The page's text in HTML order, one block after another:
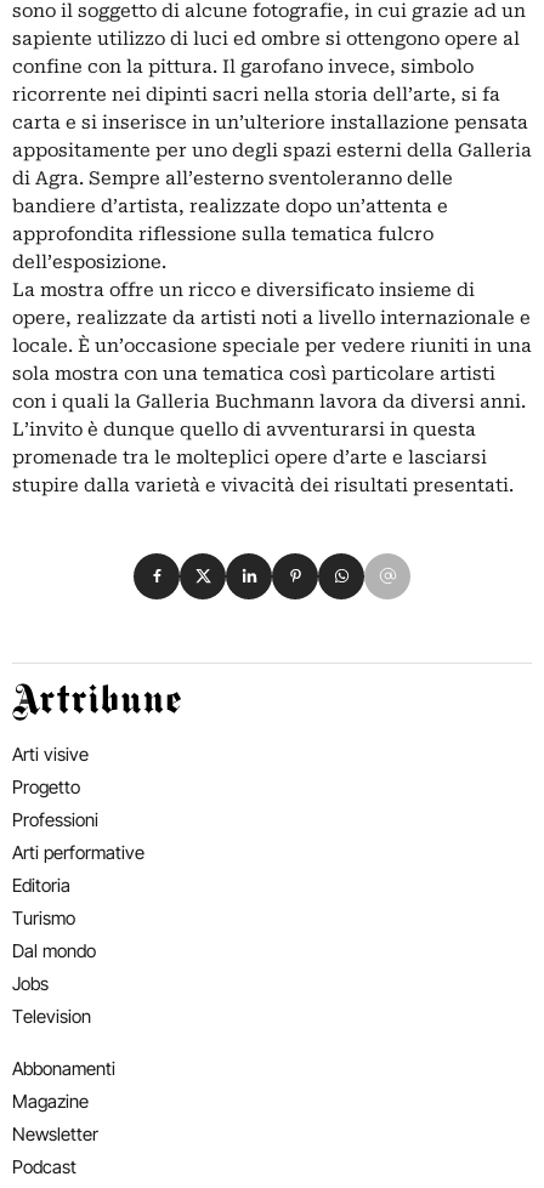
sono il soggetto di alcune fotografie, in cui grazie ad un
sapiente utilizzo di luci ed ombre si ottengono opere al
confine con la pittura. Il garofano invece, simbolo
ricorrente nei dipinti sacri nella storia dell’arte, si fa
carta e si inserisce in un’ulteriore installazione pensata
appositamente per uno degli spazi esterni della Galleria
di Agra. Sempre all’esterno sventoleranno delle
bandiere d’artista, realizzate dopo un’attenta e
approfondita riflessione sulla tematica fulcro
dell’esposizione.
La mostra offre un ricco e diversificato insieme di
opere, realizzate da artisti noti a livello internazionale e
locale. È un’occasione speciale per vedere riuniti in una
sola mostra con una tematica così particolare artisti
con i quali la Galleria Buchmann lavora da diversi anni.
L’invito è dunque quello di avventurarsi in questa
promenade tra le molteplici opere d’arte e lasciarsi
stupire dalla varietà e vivacità dei risultati presentati.
Condividi su Facebook
Condividi su X
Condividi su LinkedIn
Condividi su Pinterest
Condividi su WhatsApp
Condividi su Email
Artribune
Arti visive
Progetto
Professioni
Arti performative
Editoria
Turismo
Dal mondo
Jobs
Television
Abbonamenti
Magazine
Newsletter
Podcast